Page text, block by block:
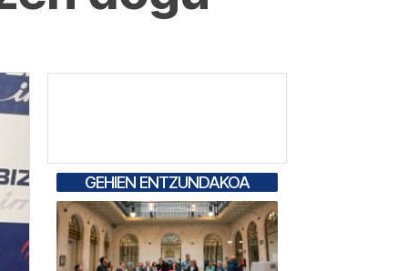
GEHIEN ENTZUNDAKOA